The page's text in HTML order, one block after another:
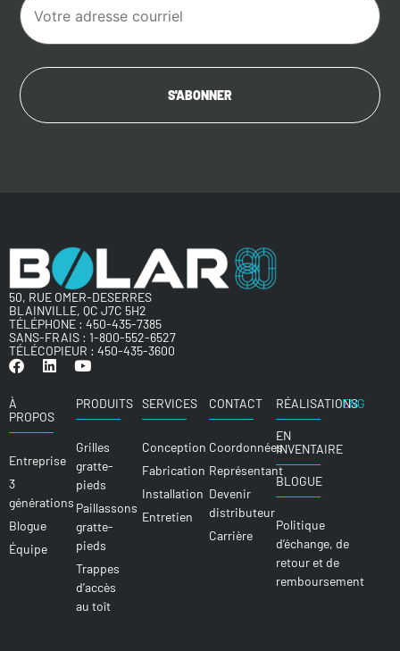
50, RUE OMER-DESERRES
BLAINVILLE, QC J7C 5H2
TÉLÉPHONE : 450-435-7385
SANS-FRAIS : 1-800-552-6527
TÉLÉCOPIEUR : 450-435-3600
À
PROPOS
Entreprise
3
générations
Blogue
Équipe
PRODUITS
Grilles
gratte-
pieds
Paillassons
gratte-
pieds
Trappes
d’accès
au toît
SERVICES
Conception
Fabrication
Installation
Entretien
CONTACT
Coordonnées
Représentant
Devenir
distributeur
Carrière
RÉALISATIONS
EN
INVENTAIRE
BLOGUE
Politique
d’échange, de
retour et de
remboursement
ENG